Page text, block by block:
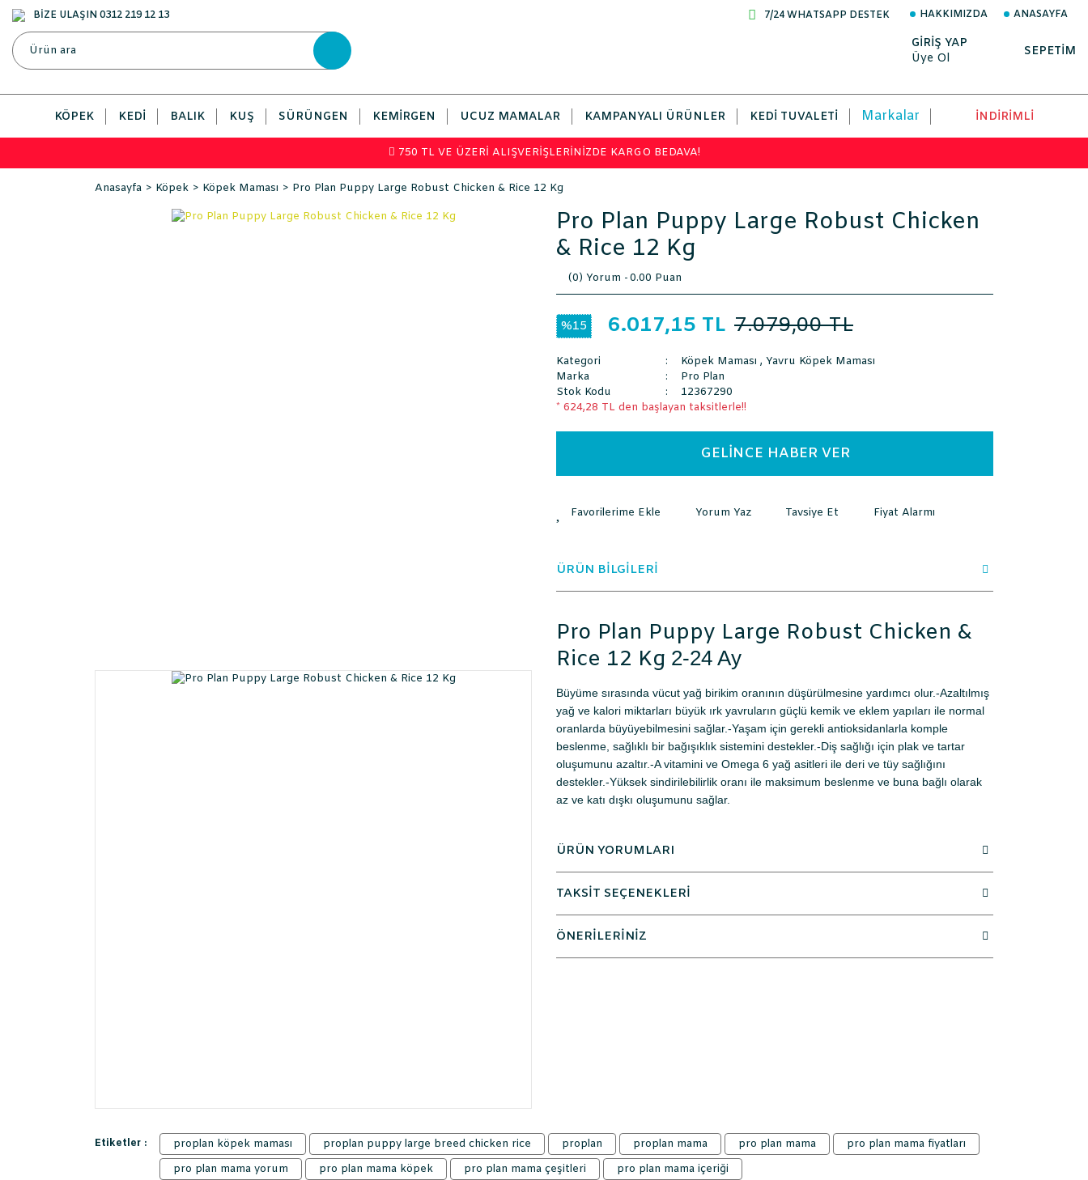
BİZE ULAŞIN 0312 219 12 13 7/24 WHATSAPP DESTEK HAKKIMIZDA ANASAYFA
GİRİŞ YAP
Üye Ol
SEPETİM
KÖPEK KEDI BALIK KUŞ SÜRÜNGEN KEMIRGEN UCUZ MAMALAR KAMPANYALI ÜRÜNLER KEDI TUVALETI Markalar İNDİRİMLİ
750 TL VE ÜZERİ ALIŞVERİŞLERİNİZDE KARGO BEDAVA!
Anasayfa Köpek Köpek Maması Pro Plan Puppy Large Robust Chicken & Rice 12 Kg
Pro Plan Puppy Large Robust Chicken
& Rice 12 Kg
(0) Yorum -0.00 Puan
%15 6.017,15 TL 7.079,00 TL
Kategori Köpek Maması , Yavru Köpek Maması
Marka
Pro Plan
Stok Kodu
12367290
* 624,28 TL den başlayan taksitlerle!!
GELİNCE HABER VER
Yorum Yaz Tavsiye Et Fiyat Alarmı
ÜRÜN BİLGİLERİ
Pro Plan Puppy Large Robust Chicken &
Rice 12 Kg 2-24 Ay
Büyüme sırasında vücut yağ birikim oranının düşürülmesine yardımcı olur.-Azaltılmış
yağ ve kalori miktarları büyük ırk yavruların güçlü kemik ve eklem yapıları ile normal
oranlarda büyüyebilmesini sağlar.-Yaşam için gerekli antioksidanlarla komple
beslenme, sağlıklı bir bağışıklık sistemini destekler.-Diş sağlığı için plak ve tartar
oluşumunu azaltır.-A vitamini ve Omega 6 yağ asitleri ile deri ve tüy sağlığını
destekler.-Yüksek sindirilebilirlik oranı ile maksimum beslenme ve buna bağlı olarak
az ve katı dışkı oluşumunu sağlar.
ÜRÜN YORUMLARI
TAKSİT SEÇENEKLERİ
ÖNERİLERİNİZ
Etiketler : proplan köpek maması proplan puppy large breed chicken rice proplan proplan mama pro plan mama
pro plan mama fiyatları
pro plan mama yorum
pro plan mama köpek pro plan mama çeşitleri pro plan mama içeriği